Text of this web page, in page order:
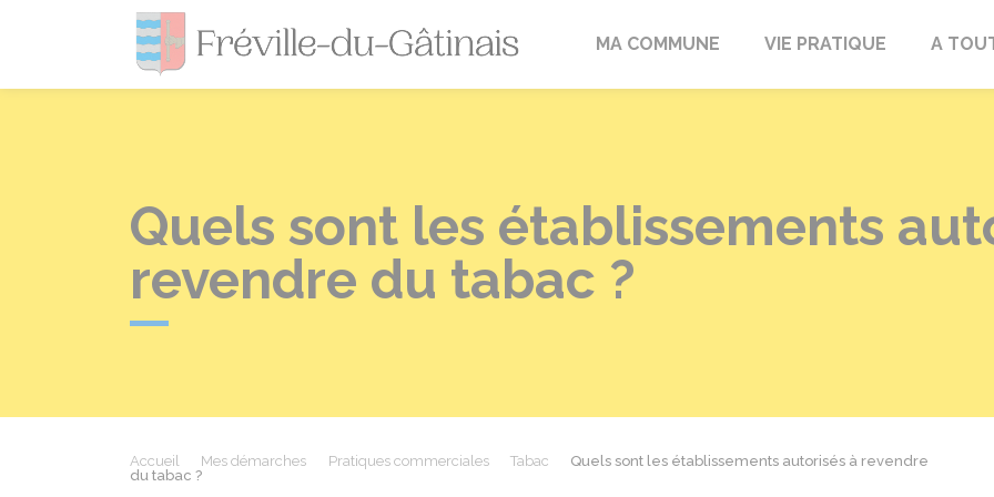
Fréville-du-Gâtinais
MA COMMUNE VIE PRATIQUE A
Quels sont les établissements
revendre du tabac ?
Accueil Mes démarches Pratiques commerciales Tabac
Quels sont les établissements autorisés à revendre
du tabac ?